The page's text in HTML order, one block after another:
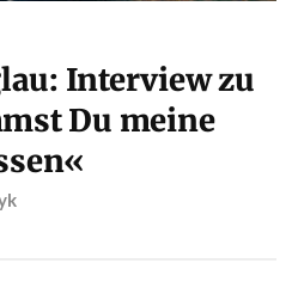
Interview zu
Du meine